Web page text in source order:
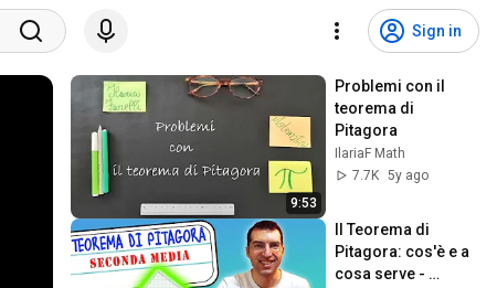
Sign in
9:53
Problemi con il
teorema di
Pitagora
IlariaF Math
7.7K 5y ago
Il Teorema di
Pitagora: cos'è e a
cosa serve -